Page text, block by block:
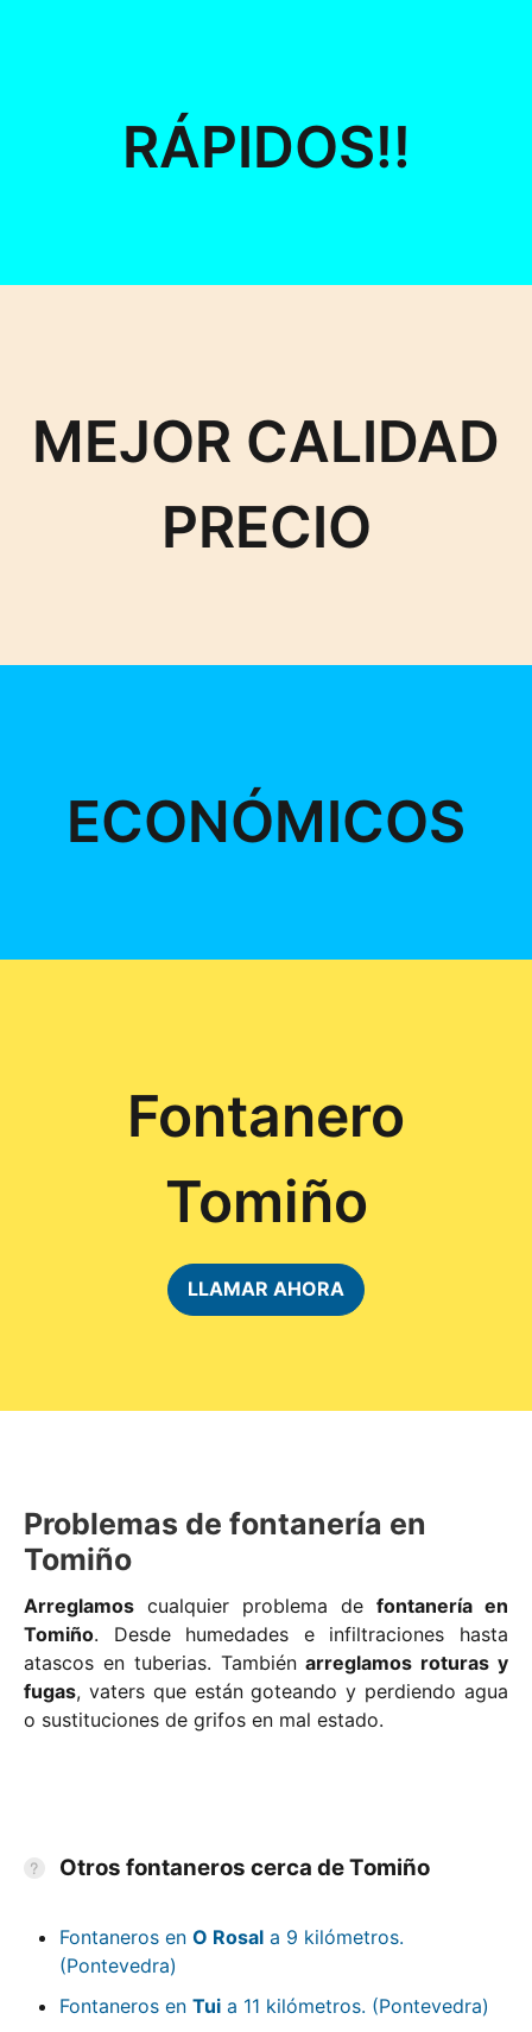
RÁPIDOS!!
MEJOR CALIDAD
PRECIO
ECONÓMICOS
Fontanero
Tomiño
LLAMAR AHORA
Problemas de fontanería en
Tomiño
Arreglamos cualquier problema de fontanería en
Tomiño. Desde humedades e infiltraciones hasta
atascos en tuberias. Tambiénarreglamos roturas y
fugas, vaters que están goteando y perdiendo agua
o sustituciones de grifos en mal estado.
Otros fontaneros cerca de Tomiño
Fontaneros en O Rosal a 9 kilómetros.
(Pontevedra)
Fontaneros en Tui a 11 kilómetros. (Pontevedra)